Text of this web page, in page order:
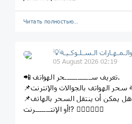
Читать полностью…
05 August 2026 02:19
📲 تعريف ســــــــــــحر الهواتف.
📌هل يمكن أن ينتقل السحر بالهاتف
أو الإنتـــــــرنت⁉️ 👇🏻👇🏻👇🏻